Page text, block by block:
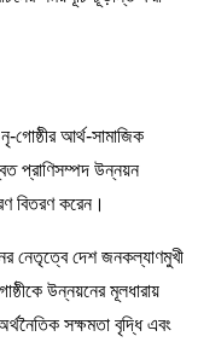
আর্থ-সামাজিক
প্রাণিসম্পদ উন্নয়ন
বিতরণ করেন।
নেতৃত্বে দেশ জনকল্যাণমুখী
উন্নয়নের মূলধারায়
সক্ষমতা বৃদ্ধি এবং